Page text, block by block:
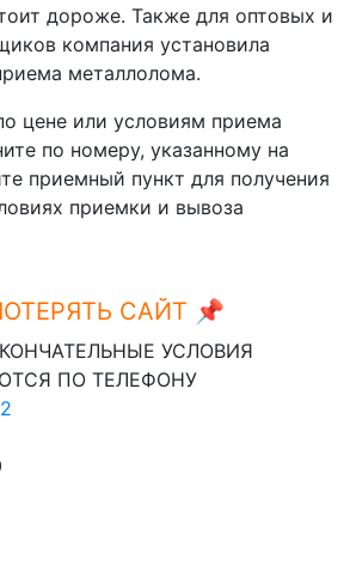
дороже. Также для оптовых и
компания установила
металлолома.
цене или условиям приема
по номеру, указанному на
приемный пункт для получения
приемки и вывоза
САЙТ 📌Ctrl+D
УСЛОВИЯ
ПО ТЕЛЕФОНУ